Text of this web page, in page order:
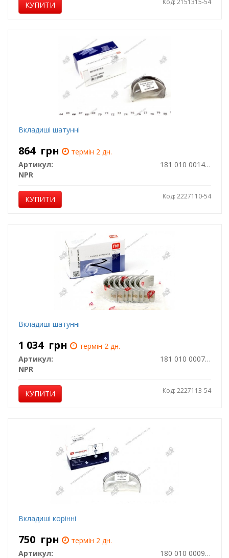
КУПИТИ Код: 2151315-54
Вкладиші шатунні
864 грн
термін 2 дн.
Артикул:
181 010 0014 15
NPR
КУПИТИ Код: 2227110-54
Вкладиші шатунні
1 034 грн
термін 2 дн.
Артикул:
181 010 0007 15
NPR
КУПИТИ Код: 2227113-54
Вкладиші корінні
750 грн
термін 2 дн.
Артикул:
180 010 0009 00